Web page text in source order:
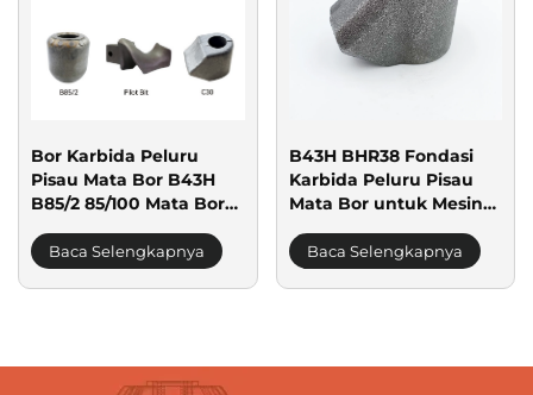
Bor Karbida Peluru
Pisau Mata Bor B43H
B85/2 85/100 Mata Bor
Baca Selengkapnya
B43H BHR38 Fondasi
Karbida Peluru Pisau
Mata Bor untuk Mesin
Baca Selengkapnya